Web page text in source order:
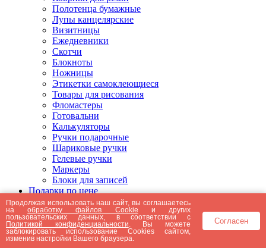
Полотенца бумажные
Лупы канцелярские
Визитницы
Ежедневники
Скотчи
Блокноты
Ножницы
Этикетки самоклеющиеся
Товары для рисования
Фломастеры
Готовальни
Калькуляторы
Ручки подарочные
Шариковые ручки
Гелевые ручки
Маркеры
Блоки для записей
Подарки по цене
Подарки от 5000 рублей
Подарки до 5000 рублей
Подарки до 3000 рублей
Подарки до 2000 рублей
Подарки до 1000 рублей
Продолжая использовать наш сайт, вы соглашаетесь
наобработку файлов Cookie и других
пользовательских данных, в соответствии с
Политикой конфиденциальности . Вы можете
заблокировать использование Cookies сайтом,
изменив настройки Вашего браузера.
Согласен